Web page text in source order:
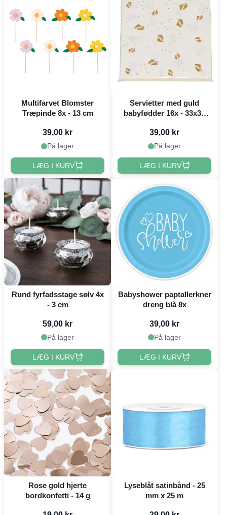
Multifarvet Blomster
Træpinde 8x - 13 cm
39,00 kr
På lager
LÆG I KURV
Servietter med guld
babyfødder 16x - 33x33
39,00 kr
På lager
LÆG I KURV
Rund fyrfadsstage sølv 4x
- 3 cm
59,00 kr
På lager
LÆG I KURV
Babyshower paptallerkner
dreng blå 8x
39,00 kr
På lager
LÆG I KURV
Rose gold hjerte
bordkonfetti - 14 g
Lyseblåt satinbånd - 25
mm x 25 m